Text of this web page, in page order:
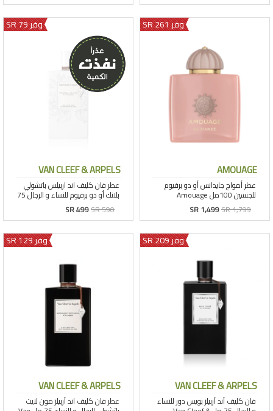
وفر 261 SR
AMOUAGE
SR 1,499SR 1,799
وفر 79 SR
VAN CLEEF & ARPELS
SR 499SR 590
وفر 209 SR
VAN CLEEF & ARPELS
وفر 129 SR
VAN CLEEF & ARPELS